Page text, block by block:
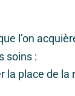
l’on
soins :
place de la